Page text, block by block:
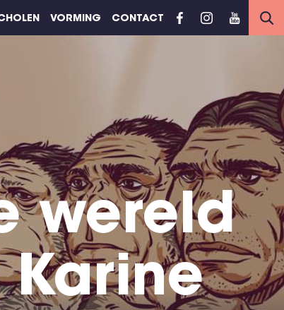
VORMING CONTACT
wereld